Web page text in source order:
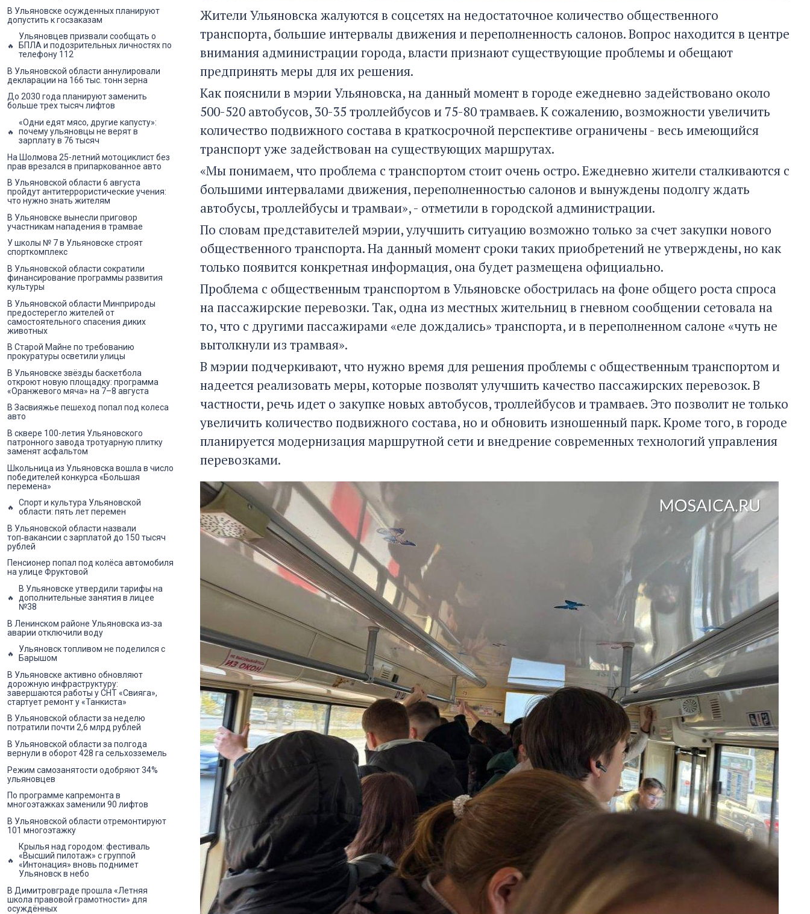
Жители Ульяновска жалуются в соцсетях на недостаточное количество общественного
транспорта, большие интервалы движения и переполненность салонов. Вопрос находится в центре
внимания администрации города, власти признают существующие проблемы и обещают
предпринять меры для их решения.
Как пояснили в мэрии Ульяновска, на данный момент в городе ежедневно задействовано около
500-520 автобусов, 30-35 троллейбусов и 75-80 трамваев. К сожалению, возможности увеличить
количество подвижного состава в краткосрочной перспективе ограничены - весь имеющийся
транспорт уже задействован на существующих маршрутах.
«Мы понимаем, что проблема с транспортом стоит очень остро. Ежедневно жители сталкиваются с
большими интервалами движения, переполненностью салонов и вынуждены подолгу ждать
автобусы, троллейбусы и трамваи», - отметили в городской администрации.
По словам представителей мэрии, улучшить ситуацию возможно только за счет закупки нового
общественного транспорта. На данный момент сроки таких приобретений не утверждены, но как
только появится конкретная информация, она будет размещена официально.
Проблема с общественным транспортом в Ульяновске обострилась на фоне общего роста спроса
на пассажирские перевозки. Так, одна из местных жительниц в гневном сообщении сетовала на
то, что с другими пассажирами «еле дождались» транспорта, и в переполненном салоне «чуть не
вытолкнули из трамвая».
В мэрии подчеркивают, что нужно время для решения проблемы с общественным транспортом и
надеется реализовать меры, которые позволят улучшить качество пассажирских перевозок. В
частности, речь идет о закупке новых автобусов, троллейбусов и трамваев. Это позволит не только
увеличить количество подвижного состава, но и обновить изношенный парк. Кроме того, в городе
планируется модернизация маршрутной сети и внедрение современных технологий управления
перевозками.
В Ульяновске осужденных планируют
допустить к госзаказам
Ульяновцев призвали сообщать о
БПЛА и подозрительных личностях по
телефону 112
В Ульяновской области аннулировали
декларации на 166 тыс. тонн зерна
До 2030 года планируют заменить
больше трех тысяч лифтов
«Одни едят мясо, другие капусту»:
почему ульяновцы не верят в
зарплату в 76 тысяч
На Шолмова 25-летний мотоциклист без
прав врезался в припаркованное авто
В Ульяновской области 6 августа
пройдут антитеррористические учения:
что нужно знать жителям
В Ульяновске вынесли приговор
участникам нападения в трамвае
У школы № 7 в Ульяновске строят
спорткомплекс
В Ульяновской области сократили
финансирование программы развития
культуры
В Ульяновской области Минприроды
предостерегло жителей от
самостоятельного спасения диких
животных
В Старой Майне по требованию
прокуратуры осветили улицы
В Ульяновске звёзды баскетбола
откроют новую площадку: программа
«Оранжевого мяча» на 7–8 августа
В Засвияжье пешеход попал под колеса
авто
В сквере 100-летия Ульяновского
патронного завода тротуарную плитку
заменят асфальтом
Школьница из Ульяновска вошла в число
победителей конкурса «Большая
перемена»
Спорт и культура Ульяновской
области: пять лет перемен
В Ульяновской области назвали
топ‑вакансии с зарплатой до 150 тысяч
рублей
Пенсионер попал под колёса автомобиля
на улице Фруктовой
В Ульяновске утвердили тарифы на
дополнительные занятия в лицее
№38
В Ленинском районе Ульяновска из‑за
аварии отключили воду
Ульяновск топливом не поделился с
Барышом
В Ульяновске активно обновляют
дорожную инфраструктуру:
завершаются работы у СНТ «Свияга»,
стартует ремонт у «Танкиста»
В Ульяновской области за неделю
потратили почти 2,6 млрд рублей
В Ульяновской области за полгода
вернули в оборот 428 га сельхозземель
Режим самозанятости одобряют 34%
ульяновцев
По программе капремонта в
многоэтажках заменили 90 лифтов
В Ульяновской области отремонтируют
101 многоэтажку
Крылья над городом: фестиваль
«Высший пилотаж» с группой
«Интонация» вновь поднимет
Ульяновск в небо
В Димитровграде прошла «Летняя
школа правовой грамотности» для
осуждённых